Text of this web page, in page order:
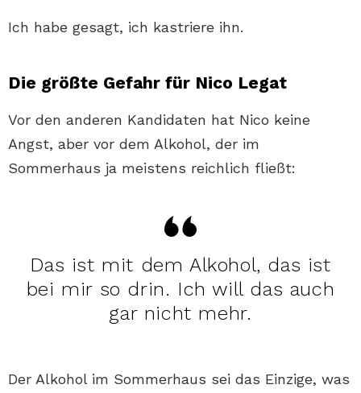
Ich habe gesagt, ich kastriere ihn.
Die größte Gefahr für Nico Legat
Vor den anderen Kandidaten hat Nico keine
Angst, aber vor dem Alkohol, der im
Sommerhaus ja meistens reichlich fließt:
Das ist mit dem Alkohol, das ist
bei mir so drin. Ich will das auch
gar nicht mehr.
Der Alkohol im Sommerhaus sei das Einzige, was